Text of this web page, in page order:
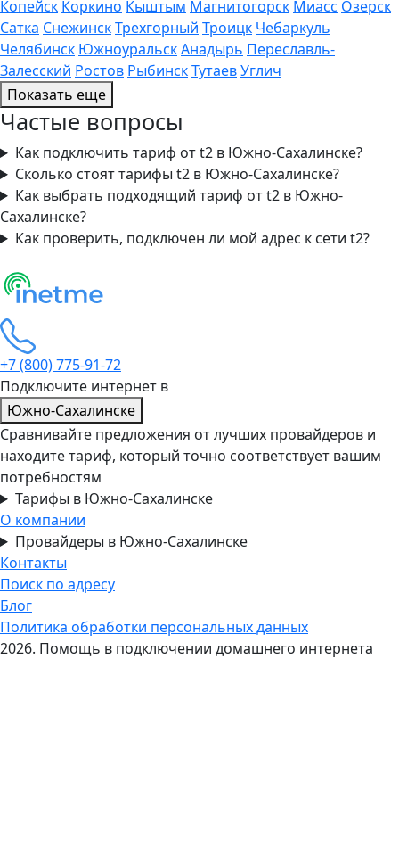
Копейск Коркино Кыштым Магнитогорск Миасс Озерск
Сатка СнежинскТрехгорный Троицк Чебаркуль
Челябинск ЮжноуральскАнадырь Переславль-
Залесский Ростов РыбинскТутаевУглич
Показать еще
Частые вопросы
Как подключить тариф от t2 в Южно-Сахалинске?
Сколько стоят тарифы t2 в Южно-Сахалинске?
Как выбрать подходящий тариф от t2 в Южно-
Сахалинске?
Как проверить, подключен ли мой адрес к сети t2?
+7 (800) 775-91-72
Подключите интернет в
Южно-Сахалинске
Сравнивайте предложения от лучших провайдеров и
находите тариф, который точно соответствует вашим
потребностям
Тарифы в Южно-Сахалинске
О компании
Провайдеры в Южно-Сахалинске
Контакты
Поиск по адресу
Блог
Политика обработки персональных данных
2026. Помощь в подключении домашнего интернета